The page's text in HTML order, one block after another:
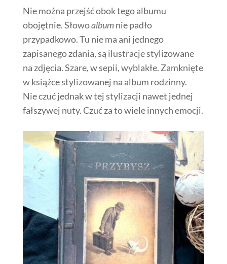
Nie można przejść obok tego albumu
obojętnie. Słowoalbumnie padło
przypadkowo. Tu nie ma ani jednego
zapisanego zdania, są ilustracje stylizowane
na zdjęcia. Szare, w sepii, wyblakłe. Zamknięte
w książce stylizowanej na album rodzinny.
Nie czuć jednak w tej stylizacji nawet jednej
fałszywej nuty. Czuć za to wiele innych emocji.